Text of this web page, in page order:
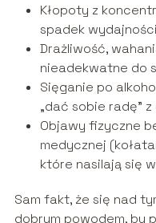
Kłopoty z
spadek
Drażliwość,
nieadekwatne do
Sięganie po
„dać sobie radę”
Objawy fizyczne
medycznej
które nasilają się
Sam fakt, że się nad
dobrym powodem, by